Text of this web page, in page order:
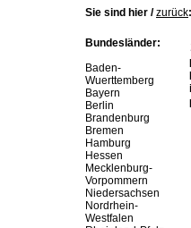
Sie sind hier /zurück:
Bundesländer:
Baden-
Wuerttemberg
Bayern
Berlin
Brandenburg
Bremen
Hamburg
Hessen
Mecklenburg-
Vorpommern
Niedersachsen
Nordrhein-
Westfalen